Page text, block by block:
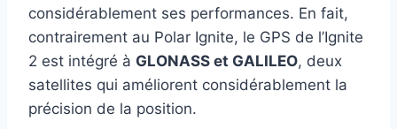
considérablement ses performances. En fait,
contrairement au Polar Ignite, le GPS de l’Ignite
2 est intégré à GLONASS et GALILEO, deux
satellites qui améliorent considérablement la
précision de la position.